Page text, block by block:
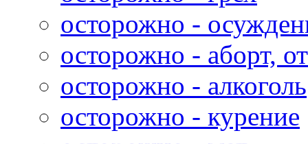
осторожно -
осторожно - аборт,
осторожно - алкоголь
осторожно - курение